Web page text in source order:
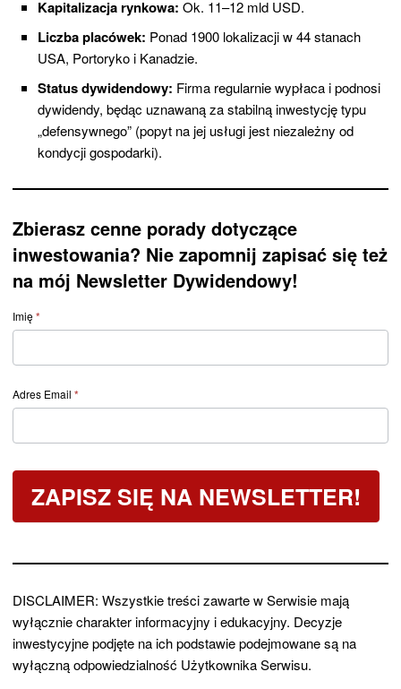
Kapitalizacja rynkowa: Ok. 11–12 mld USD.
Liczba placówek: Ponad 1900 lokalizacji w 44 stanach
USA, Portoryko i Kanadzie.
Status dywidendowy: Firma regularnie wypłaca i podnosi
dywidendy, będąc uznawaną za stabilną inwestycję typu
„defensywnego” (popyt na jej usługi jest niezależny od
kondycji gospodarki).
Zbierasz cenne porady dotyczące
inwestowania? Nie zapomnij zapisać się też
na mój Newsletter Dywidendowy!
Form
post
Dywidendowy
Imię*
Adres Email *
ZAPISZ SIĘ NA NEWSLETTER!
DISCLAIMER: Wszystkie treści zawarte w Serwisie mają
wyłącznie charakter informacyjny i edukacyjny. Decyzje
inwestycyjne podjęte na ich podstawie podejmowane są na
wyłączną odpowiedzialność Użytkownika Serwisu.